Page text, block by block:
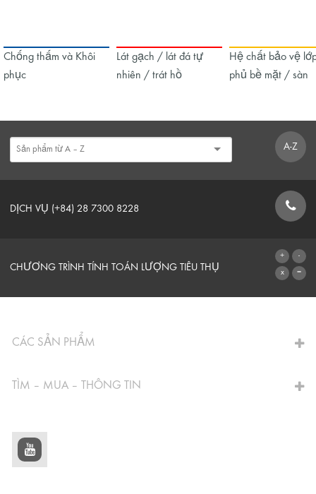
Chống thấm và Khôi
phục
Lát gạch / lát đá tự
nhiên / trát hồ
Hệ chất bảo vệ
phủ bề mặt / sàn
A-Z
DỊCH VỤ (+84) 28 7300 8228
BIỂU MẪU LIÊN HỆ
CHƯƠNG TRÌNH TÍNH TOÁN LƯỢNG TIÊU THỤ
CÁC SẢN PHẨM
TÌM – MUA – THÔNG TIN